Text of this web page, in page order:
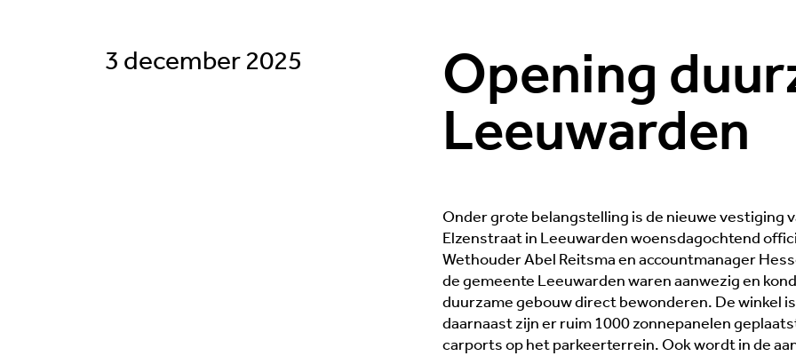
3 december 2025
Opening
Leeuwarden
Onder grote belangstelling is de nieuwe vestiging
Elzenstraat in Leeuwarden woensdagochtend
Wethouder Abel Reitsma en accountmanager
de gemeente Leeuwarden waren aanwezig en
duurzame gebouw direct bewonderen. De winkel
daarnaast zijn er ruim 1000 zonnepanelen
carports op het parkeerterrein. Ook wordt in de